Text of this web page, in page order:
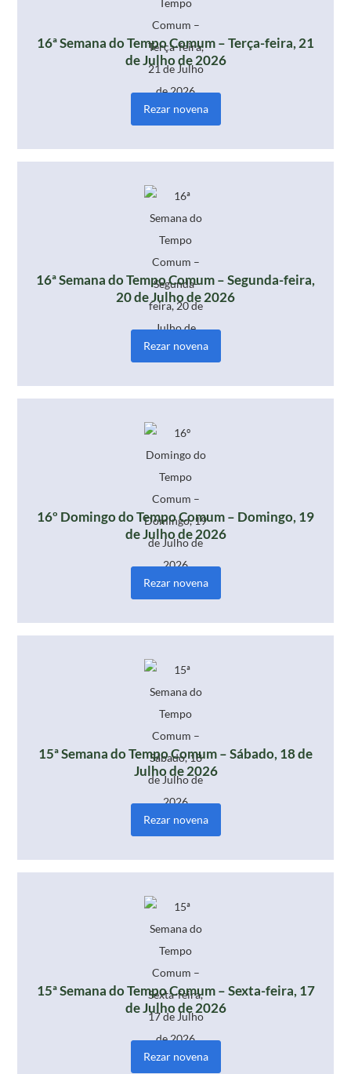
16ª Semana do Tempo Comum – Terça-feira, 21
de Julho de 2026
Rezar novena
16ª Semana do Tempo Comum – Segunda-feira,
20 de Julho de 2026
Rezar novena
16º Domingo do Tempo Comum – Domingo, 19
de Julho de 2026
Rezar novena
15ª Semana do Tempo Comum – Sábado, 18 de
Julho de 2026
Rezar novena
15ª Semana do Tempo Comum – Sexta-feira, 17
de Julho de 2026
Rezar novena